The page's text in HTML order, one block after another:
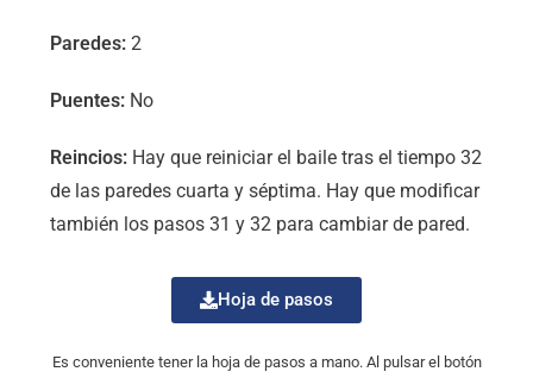
Paredes: 2
Puentes: No
Reincios: Hay que reiniciar el baile tras el tiempo 32
de las paredes cuarta y séptima. Hay que modificar
también los pasos 31 y 32 para cambiar de pared.
Hoja de pasos
Es conveniente tener la hoja de pasos a mano. Al pulsar el botón